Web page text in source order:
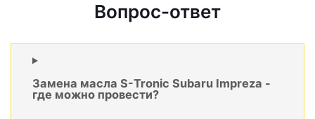
Вопрос-ответ
Замена масла S-Tronic Subaru Impreza -
где можно провести?